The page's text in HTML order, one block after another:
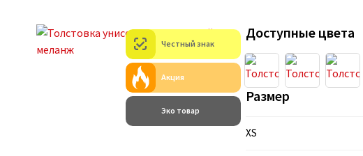
Честный знак
Акция
Эко товар
Доступные цвета
Размер
XS